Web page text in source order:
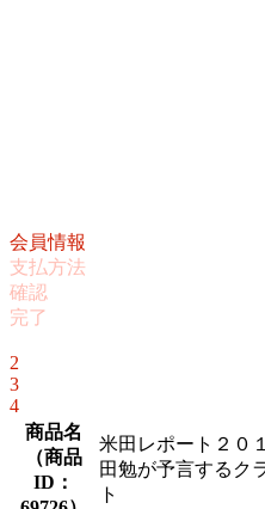
会員情報
支払方法
確認
完了
2
3
4
商品名
（商品
ID：
米田レポート２０
田勉が予言するク
ト